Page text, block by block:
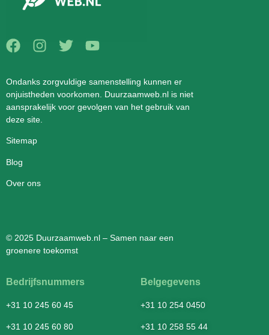
Ondanks zorgvuldige samenstelling kunnen er
onjuistheden voorkomen. Duurzaamweb.nl is niet
aansprakelijk voor gevolgen van het gebruik van
deze site.
Sitemap
Blog
Over ons
© 2025 Duurzaamweb.nl – Samen naar een
groenere toekomst
Bedrijfsnummers
+31 10 245 60 45
+31 10 245 60 80
Belgegevens
+31 10 254 0450
+31 10 258 55 44